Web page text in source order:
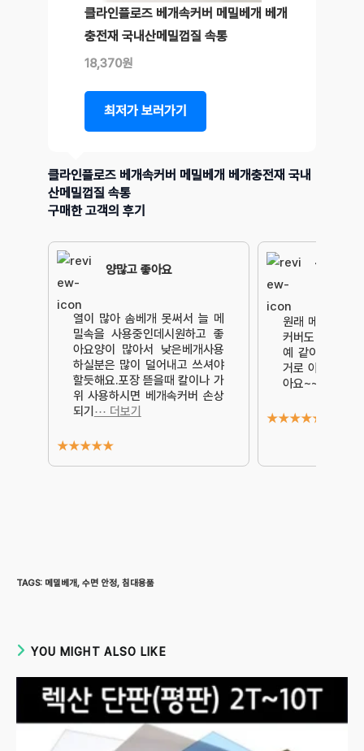
클라인플로즈 베개속커버 메밀베개 베개
충전재 국내산메밀껍질 속통
18,370원
최저가 보러가기
클라인플로즈 베개속커버 메밀베개 베개충전재 국내
산메밀껍질 속통
구매한 고객의 후기
양많고 좋아요
열이 많아 솜베개 못써서 늘 메
밀속을 사용중인데시원하고 좋
아요양이 많아서 낮은베개사용
하실분은 많이 덜어내고 쓰셔야
할듯해요.포장 뜯을때 칼이나 가
위 사용하시면 베개속커버 손상
되기 ⋯ 더보기
★★★★★
그 전에
원래 메밀만 교
커버도 바꿔야
예 같이 있는 상
거로 아예 구매
아요~~~!!
★★★★★
TAGS: 메밀베개, 수면 안정, 침대용품
YOU MIGHT ALSO LIKE